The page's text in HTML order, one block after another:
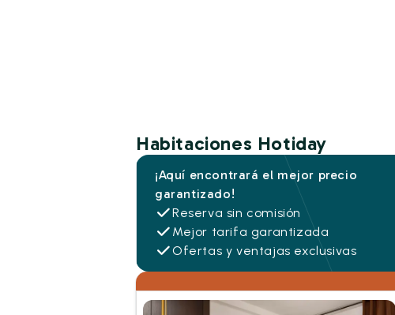
Habitaciones Hotiday
¡Aquí encontrará el mejor precio
garantizado!
Reserva sin comisión
Mejor tarifa garantizada
Ofertas y ventajas exclusivas